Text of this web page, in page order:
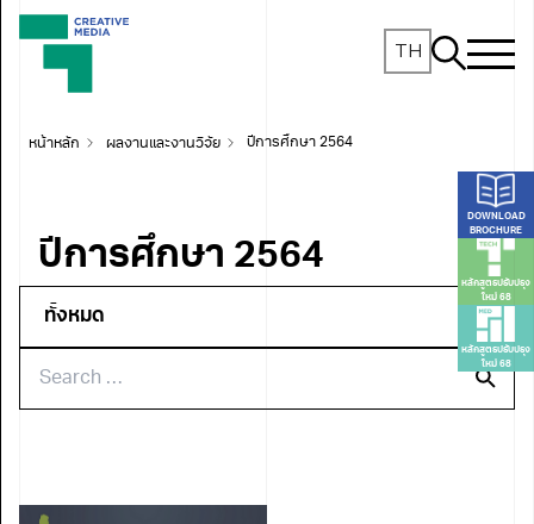
TH
DOWNLOAD
BROCHURE
หลักสูตรปรับปรุง
ใหม่ 68
หลักสูตรปรับปรุง
ใหม่ 68
หน้าหลัก ผลงานและงานวิจัย ปีการศึกษา 2564
ปีการศึกษา 2564